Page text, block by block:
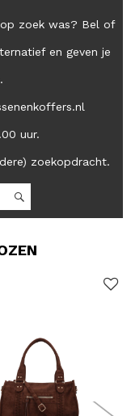
zoek was? Bel of
en geven je
uur.
zoekopdracht.